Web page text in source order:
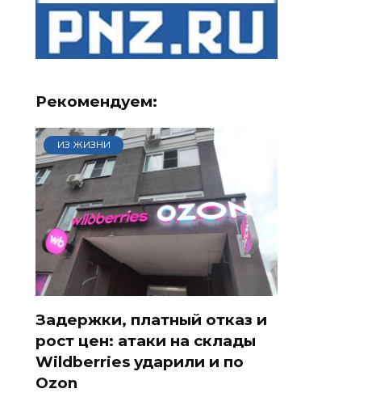
Рекомендуем:
ИЗ ЖИЗНИ
Задержки, платный отказ и
рост цен: атаки на склады
Wildberries ударили и по
Ozon